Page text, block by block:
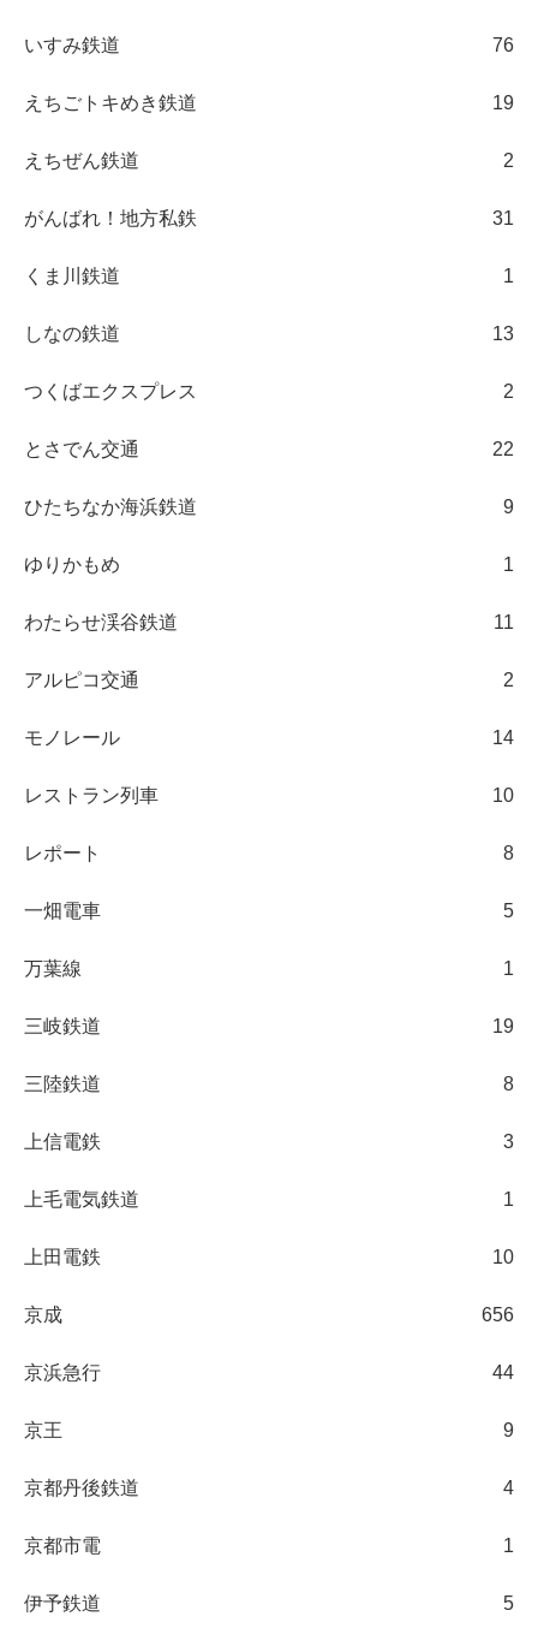
いすみ鉄道 76
えちごトキめき鉄道 19
えちぜん鉄道 2
がんばれ！地方私鉄 31
くま川鉄道 1
しなの鉄道 13
つくばエクスプレス 2
とさでん交通 22
ひたちなか海浜鉄道 9
ゆりかもめ 1
わたらせ渓谷鉄道 11
アルピコ交通 2
モノレール 14
レストラン列車 10
レポート 8
一畑電車 5
万葉線 1
三岐鉄道 19
三陸鉄道 8
上信電鉄 3
上毛電気鉄道 1
上田電鉄 10
京成 656
京浜急行 44
京王 9
京都丹後鉄道 4
京都市電 1
伊予鉄道 5